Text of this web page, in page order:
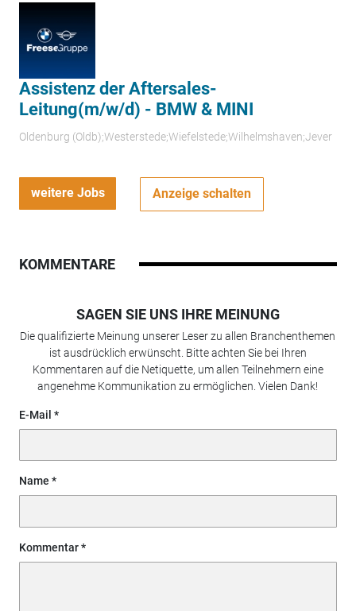
Assistenz der Aftersales-
Leitung(m/w/d) - BMW & MINI
Oldenburg (Oldb);Westerstede;Wiefelstede;Wilhelmshaven;Jever
weitere Jobs Anzeige schalten
KOMMENTARE
SAGEN SIE UNS IHRE MEINUNG
Die qualifizierte Meinung unserer Leser zu allen Branchenthemen
ist ausdrücklich erwünscht. Bitte achten Sie bei Ihren
Kommentaren auf die Netiquette, um allen Teilnehmern eine
angenehme Kommunikation zu ermöglichen. Vielen Dank!
E-Mail
Name
Kommentar